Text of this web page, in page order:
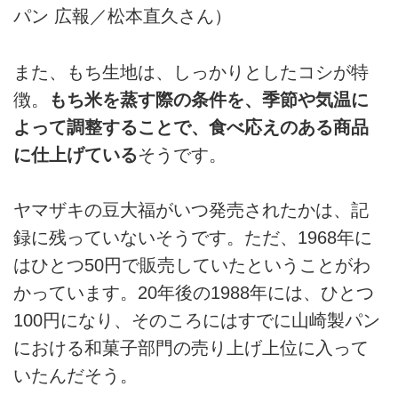
パン 広報／松本直久さん）
また、もち生地は、しっかりとしたコシが特
徴。
もち米を蒸す際の条件を、季節や気温に
よって調整することで、食べ応えのある商品
に仕上げているそうです。
ヤマザキの豆大福がいつ発売されたかは、記
録に残っていないそうです。ただ、1968年に
はひとつ50円で販売していたということがわ
かっています。20年後の1988年には、ひとつ
100円になり、そのころにはすでに山崎製パン
における和菓子部門の売り上げ上位に入って
いたんだそう。